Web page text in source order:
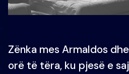
Zënka mes Armaldos
orë të tëra, ku pjesë e